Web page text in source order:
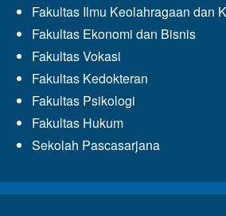
Fakultas Ilmu Keolahragaan dan
Fakultas Ekonomi dan Bisnis
Fakultas Vokasi
Fakultas Kedokteran
Fakultas Psikologi
Fakultas Hukum
Sekolah Pascasarjana